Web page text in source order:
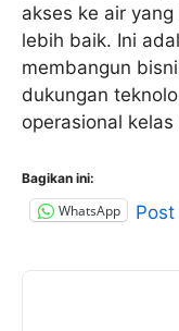
akses ke air
lebih baik. Ini
membangun
dukungan
operasional kelas
Bagikan ini:
WhatsApp Post